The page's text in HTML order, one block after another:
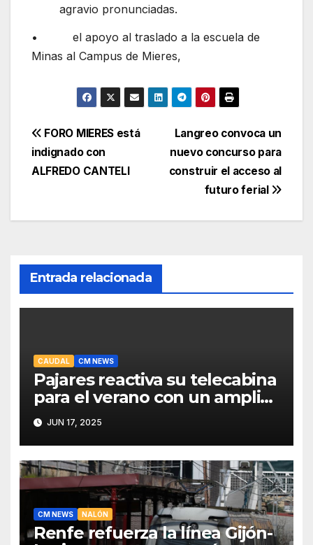
agravio pronunciadas.
• el apoyo al traslado a la escuela de
Minas al Campus de Mieres,
Navegación
de
Langreo convoca un
nuevo concurso para
construir el acceso al
futuro ferial
FORO MIERES está
indignado con
ALFREDO CANTELI
Entrada relacionada
CAUDAL CM NEWS
Pajares reactiva su telecabina
para el verano con un amplio
programa de actividades
JUN 17, 2025
CM NEWS NALÓN
Renfe refuerza la línea Gijón-